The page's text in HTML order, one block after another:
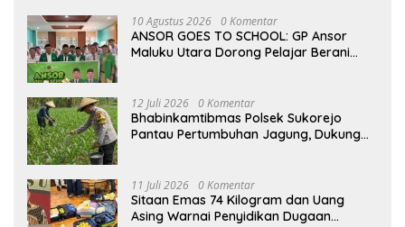
10 Agustus 2026 0 Komentar
ANSOR GOES TO SCHOOL: GP Ansor
Maluku Utara Dorong Pelajar Berani
12 Juli 2026 0 Komentar
Bhabinkamtibmas Polsek Sukorejo
Pantau Pertumbuhan Jagung, Dukung
11 Juli 2026 0 Komentar
Sitaan Emas 74 Kilogram dan Uang
Asing Warnai Penyidikan Dugaan